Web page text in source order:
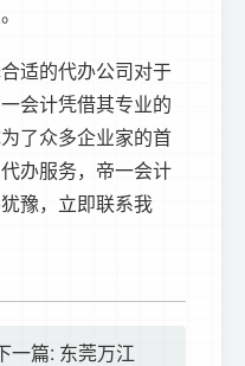
适的代办公司对于
会计凭借其专业的
了众多企业家的首
办服务，帝一会计
豫，立即联系我
一篇: 东莞万江